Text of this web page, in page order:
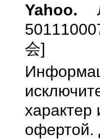
Yahoo.
会]
характер
офертой.